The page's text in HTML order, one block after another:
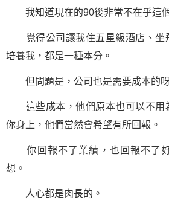
我知道現在的90後非常不在乎這
覺得公司讓我住五星級酒店、坐
培養我，都是一種本分。
但問題是，公司也是需要成本的呀
這些成本，他們原本也可以不用
你身上，他們當然會希望有所回報。
你回報不了業績，也回報不了好
想。
人心都是肉長的。